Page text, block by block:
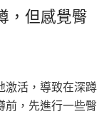
，但感覺臀
激活，導致在深蹲
前，先進行一些臀